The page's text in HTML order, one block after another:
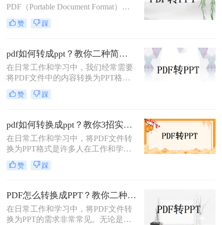
换为PPT的高效方法，帮助您轻松完
成格式转换。
PDF（Portable Document Format）因
其出色的跨平台兼容性和保持文档格
式不变的能力而广受欢迎。然而，在
件中的内容转换成PPT（PowerPoint
Presentation）格式，以便进行演示或
进一步编辑。那么pdf文件如何转ppt
格式呢？本文将详细介绍几种将PDF
文件转换为PPT格式的有效方法，帮
助您轻松应对这一需求。
赞 踩
pdf如何转成ppt？教你二种简单实用的转换方法!
在日常工作和学习中，我们经常需要
将PDF文件中的内容转换为PPT格
式，以便于演示和分享。那么PDF如
何转成PPT呢？以下是两种常用的方
换。
赞 踩
pdf如何转换成ppt？教你3招实用方法轻松搞定！
在日常工作和学习中，将PDF文件转
换为PPT格式是许多人在工作和学习
中常遇到的需求，特别是当需要将
PDF中的内容进行编辑、演示或分享
文将介绍三种常用的PDF转PPT的方
法。
赞 踩
PDF怎么转换成PPT？教你二种转换方法！
在日常工作和学习中，将PDF文件转
换为PPT的需求非常常见。无论是为